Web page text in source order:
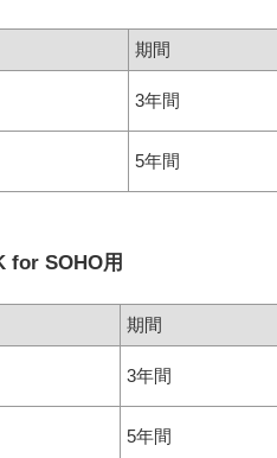
期間
3年間
5年間
for SOHO用
期間
3年間
5年間